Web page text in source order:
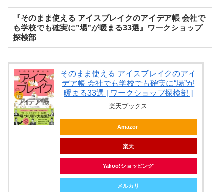
『そのまま使える アイスブレイクのアイデア帳 会社で
も学校でも確実に”場”が暖まる33選』ワークショップ
探検部
そのまま使える アイスブレイクのアイ
デア帳 会社でも学校でも確実に“場”が
暖まる33選 [ ワークショップ探検部 ]
楽天ブックス
Amazon
楽天
Yahoo!ショッピング
メルカリ